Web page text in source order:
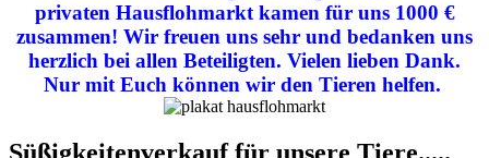
privaten Hausflohmarkt kamen für uns 1000 €
zusammen! Wir freuen uns sehr und bedanken uns
herzlich bei allen Beteiligten. Vielen lieben Dank.
Nur mit Euch können wir den Tieren helfen.